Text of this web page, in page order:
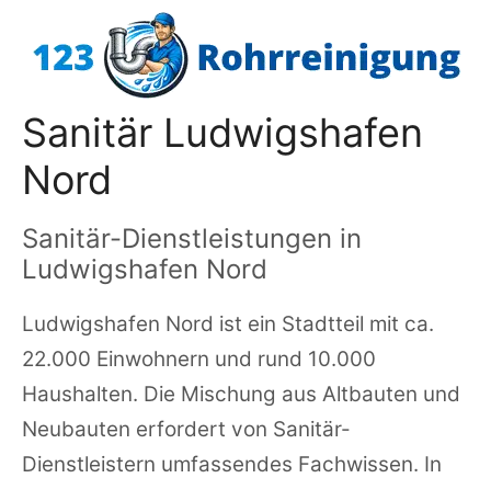
Inhalt
Sanitär Ludwigshafen
Nord
Sanitär-Dienstleistungen in
Ludwigshafen Nord
Ludwigshafen Nord ist ein Stadtteil mit ca.
22.000 Einwohnern und rund 10.000
Haushalten. Die Mischung aus Altbauten und
Neubauten erfordert von Sanitär-
Dienstleistern umfassendes Fachwissen. In